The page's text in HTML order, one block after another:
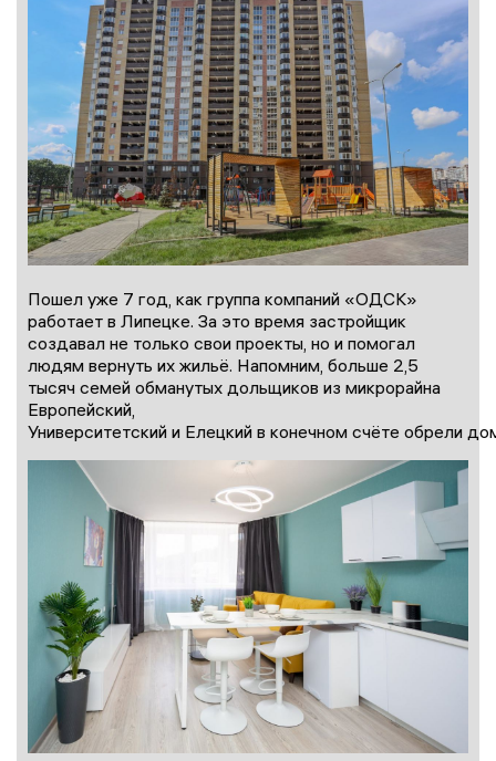
Пошел уже 7 год, как группа компаний «ОДСК»
работает в Липецке. За это время застройщик
создавал не только свои проекты, но и помогал
людям вернуть их жильё. Напомним, больше 2,5
тысяч семей обманутых дольщиков из микрорайна
Европейский,
Университетский и Елецкий в конечном счёте обрели